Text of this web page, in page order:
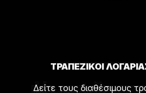
ΤΡΑΠΕΖΙΚΟΙ
Δείτε τους διαθέσιμους